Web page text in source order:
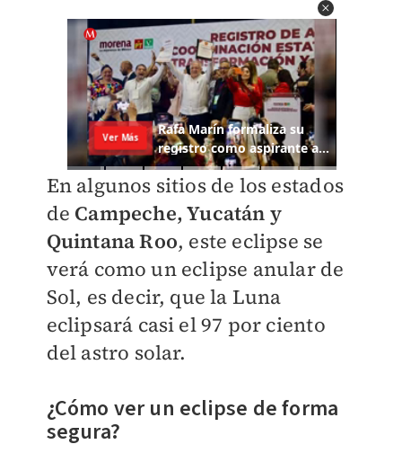
En algunos sitios de los estados
de Campeche, Yucatán y
Quintana Roo, este eclipse se
verá como un eclipse anular de
Sol, es decir, que la Luna
eclipsará casi el 97 por ciento
del astro solar.
¿Cómo ver un eclipse de forma
segura?